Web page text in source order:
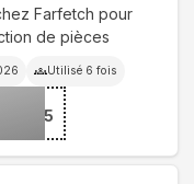
Farfetch pour
de pièces
Utilisé 6 fois